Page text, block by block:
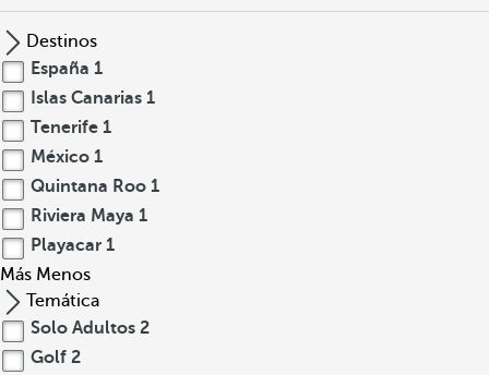
Destinos
España 1
Islas Canarias 1
Tenerife 1
México 1
Quintana Roo 1
Riviera Maya 1
Playacar 1
Más Menos
Temática
Solo Adultos 2
Golf 2